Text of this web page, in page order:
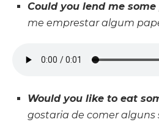
Could you lend me some
me emprestar algum
Would you like to eat
gostaria de comer alguns